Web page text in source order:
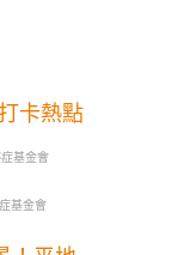
卡熱點
基金會
基金會